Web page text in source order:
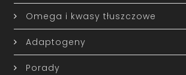
Omega i kwasy tłuszczowe
Adaptogeny
Porady